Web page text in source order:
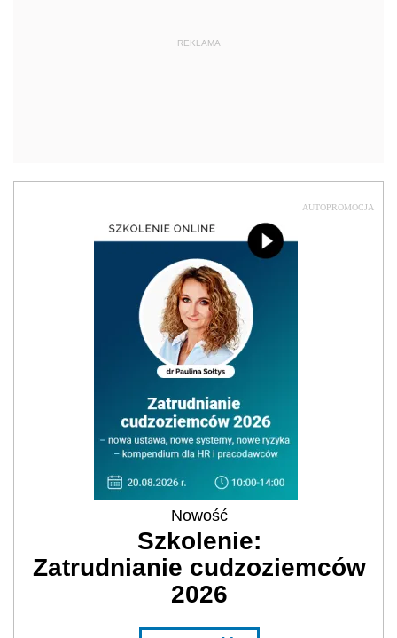
REKLAMA
AUTOPROMOCJA
Nowość
Szkolenie:
Zatrudnianie cudzoziemców
2026